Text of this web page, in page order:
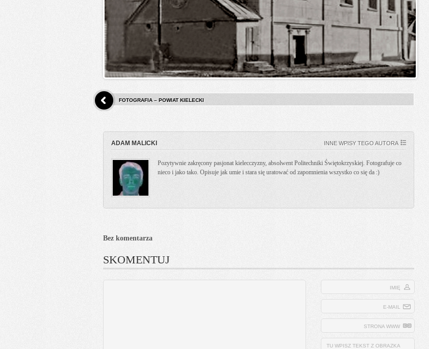
FOTOGRAFIA – POWIAT KIELECKI
ADAM MALICKI INNE WPISY TEGO AUTORA
Pozytywnie zakręcony pasjonat kielecczyzny, absolwent Politechniki Świętokrzyskiej. Fotografuje co
nieco i jako tako. Opisuje jak umie i stara się uratować od zapomnienia wszystko co się da :)
Bez komentarza
SKOMENTUJ
IMIĘ
E-MAIL
STRONA WWW
TU WPISZ TEKST Z OBRAZKA